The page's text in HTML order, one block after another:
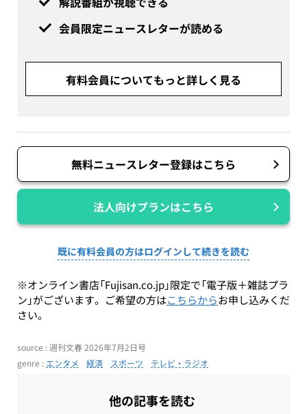
会員限定ニュースレターが読める
有料会員についてもっと詳しく見る
無料ニュースレター登録はこちら
法人向けプランはこちら
既に有料会員の方はログインして続きを読む
※オンライン書店「Fujisan.co.jp」限定で「電子版＋雑誌プラ
ン」がございます。ご希望の方はこちらからお申し込みくだ
さい。
source : 週刊文春 2026年7月2日号
genre : エンタメ 経済 スポーツ テレビ・ラジオ
他の記事を読む